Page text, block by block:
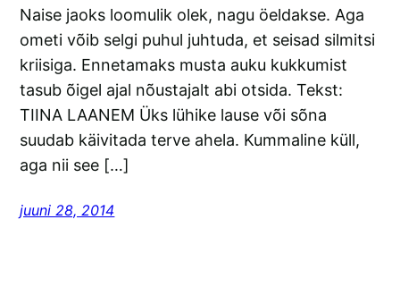
Naise jaoks loomulik olek, nagu öeldakse. Aga
ometi võib selgi puhul juhtuda, et seisad silmitsi
kriisiga. Ennetamaks musta auku kukkumist
tasub õigel ajal nõustajalt abi otsida. Tekst:
TIINA LAANEM Üks lühike lause või sõna
suudab käivitada terve ahela. Kummaline küll,
aga nii see […]
juuni 28, 2014